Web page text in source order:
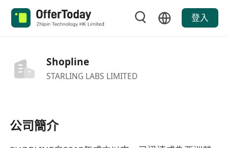
登入
Shopline
STARLING LABS LIMITED
公司簡介